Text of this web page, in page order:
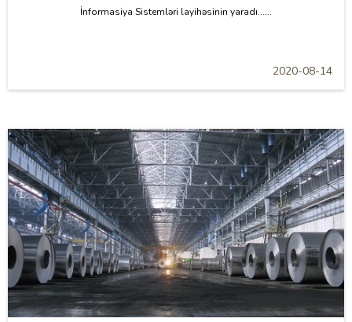
İnformasiya Sistemləri layihəsinin yaradı......
2020-08-14